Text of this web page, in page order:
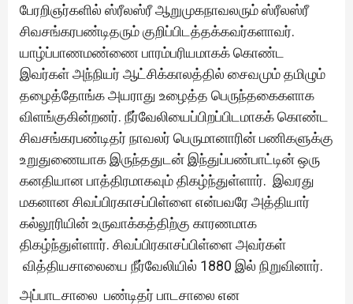
பேரறிஞர்களில் ஸ்ரீலஸ்ரீ ஆறுமுகநாவலரும் ஸ்ரீலஸ்ரீ
சிவசங்கரபண்டிதரும் குறிப்பிடத்தக்கவர்களாவர்.
யாழ்ப்பாணமண்ணை பாரம்பரியமாகக் கொண்ட
இவர்கள் அந்நியர் ஆட்சிக்காலத்தில் சைவமும் தமிழும்
தழைத்தோங்க அயராது உழைத்த பெருந்தகைகளாக
விளங்குகின்றனர். நீர்வேலியைப்பிறப்பிடமாகக் கொண்ட
சிவசங்கரபண்டிதர் நாவலர் பெருமானாரின் பணிகளுக்கு
உறுதுணையாக இருந்ததுடன் இந்துப்பண்பாட்டின் ஒரு
கனதியான பாத்திரமாகவும் திகழ்ந்துள்ளார். இவரது
மகனான சிவப்பிரகாசப்பிள்ளை என்பவரே அத்தியார்
கல்லூரியின் உருவாக்கத்திற்கு காரணமாக
திகழ்ந்துள்ளார். சிவப்பிரகாசப்பிள்ளை அவர்கள்
வித்தியசாலையை நீர்வேலியில் 1880 இல் நிறுவினார்.
அப்பாடசாலை பண்டிதர் பாடசாலை என